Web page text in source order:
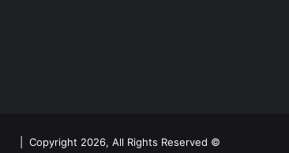
© Copyright 2026, All Rights Reserved |